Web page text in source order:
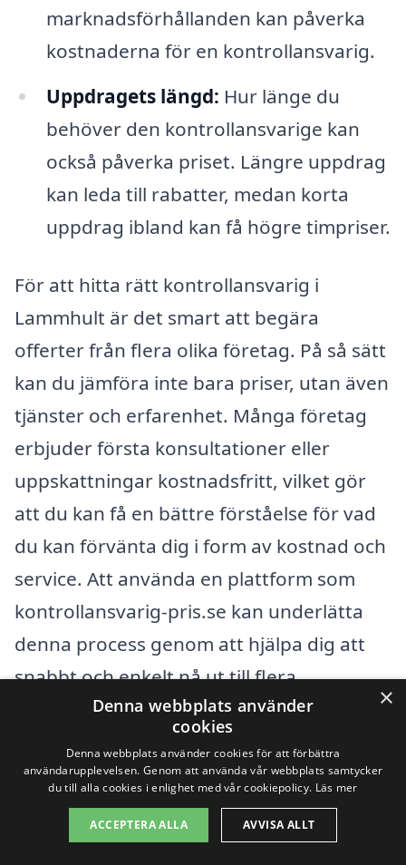
marknadsförhållanden kan påverka
kostnaderna för en kontrollansvarig.
Uppdragets längd: Hur länge du
behöver den kontrollansvarige kan
också påverka priset. Längre uppdrag
kan leda till rabatter, medan korta
uppdrag ibland kan få högre timpriser.
För att hitta rätt kontrollansvarig i
Lammhult är det smart att begära
offerter från flera olika företag. På så sätt
kan du jämföra inte bara priser, utan även
tjänster och erfarenhet. Många företag
erbjuder första konsultationer eller
uppskattningar kostnadsfritt, vilket gör
att du kan få en bättre förståelse för vad
du kan förvänta dig i form av kostnad och
service. Att använda en plattform som
kontrollansvarig-pris.se kan underlätta
denna process genom att hjälpa dig att
snabbt och enkelt nå ut till flera
professionella aktörer inom området.
Genom att göra din research och
noggrant överväga dina alternativ kan du
säkerställa att du får det bästa möjliga
×
Denna webbplats använder
cookies
Denna webbplats använder cookies för att förbättra
användarupplevelsen. Genom att använda vår webbplats samtycker
du till alla cookies i enlighet med vår cookiepolicy. Läs mer
ACCEPTERA ALLA AVVISA ALLT